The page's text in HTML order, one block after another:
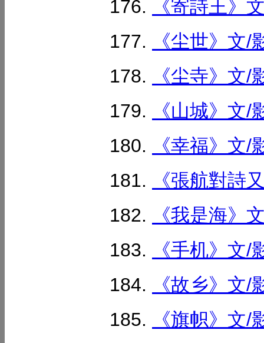
《寄詩王》
《尘世》文
《尘寺》文
《山城》文
《幸福》文
《張航對詩
《我是海》
《手机》文
《故乡》文
《旗帜》文